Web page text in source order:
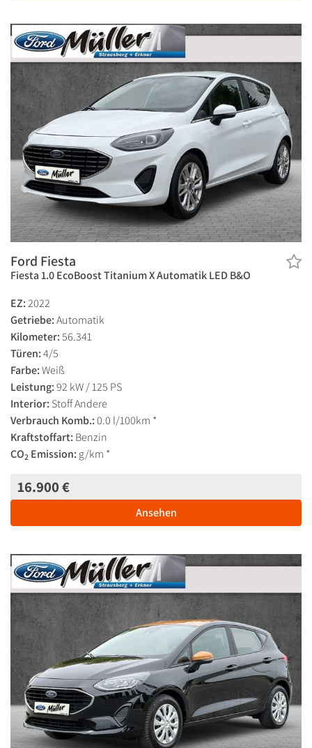
Ford Fiesta
Fiesta 1.0 EcoBoost Titanium X Automatik LED B&O
EZ:2022
Getriebe:Automatik
Kilometer:56.341
Türen:4/5
Farbe:Weiß
Leistung:92 kW / 125 PS
Interior: Stoff Andere
Verbrauch Komb.:0.0 l/100km *
Kraftstoffart: Benzin
CO2 Emission: g/km *
16.900 €
Ansehen